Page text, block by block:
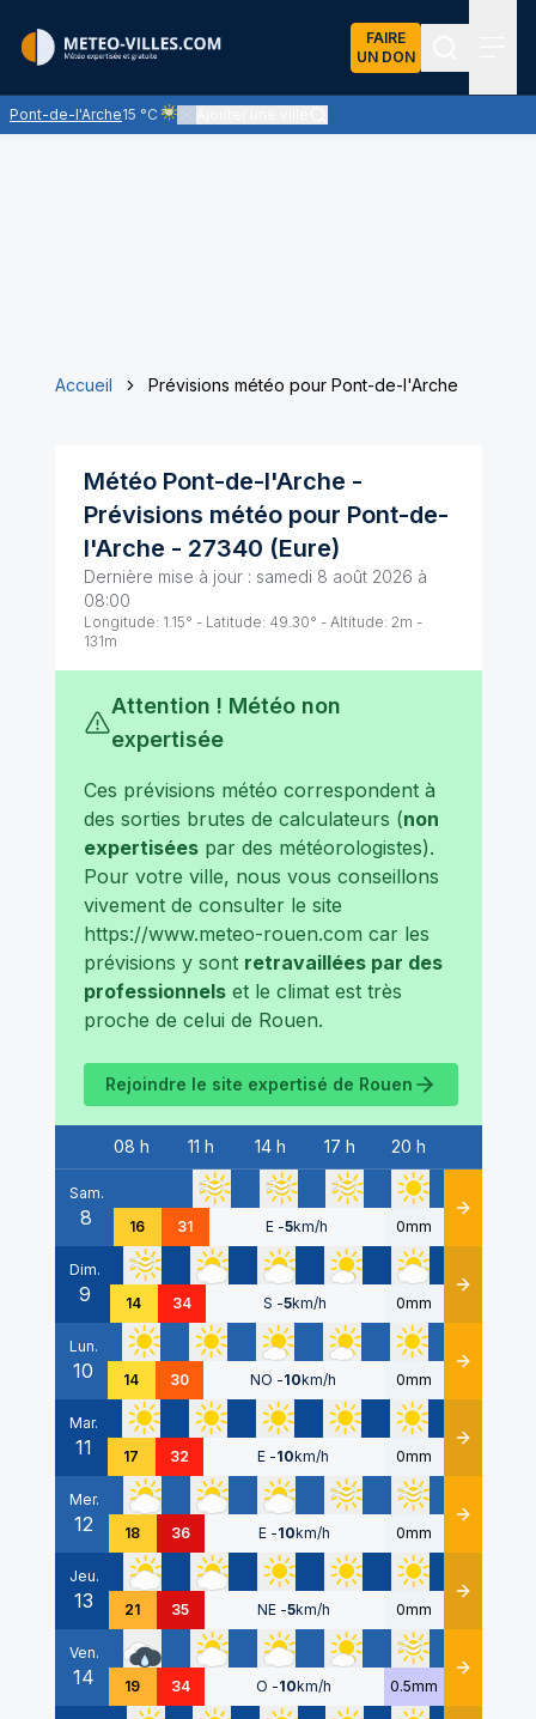
FAIRE
UN DON
Pont-de-l'Arche15 °C
Ciel voilé par des nuages d'altitude, ternissant plus
Accueil Prévisions météo pour Pont-de-l'Arche
Météo Pont-de-l'Arche -
Prévisions météo pour Pont-de-
l'Arche - 27340 (Eure)
Dernière mise à jour : samedi 8 août 2026 à
08:00
Longitude: 1.15° - Latitude: 49.30° - Altitude: 2m -
131m
Attention ! Météo non
expertisée
Ces prévisions météo correspondent à
des sorties brutes de calculateurs (non
expertiséespar des météorologistes).
Pour votre ville, nous vous conseillons
vivement de consulter le site
https://www.meteo-rouen.com car les
prévisions y sont retravaillées par des
professionnelset le climat est très
proche de celui de Rouen.
Rejoindre le site expertisé de Rouen
Date
08 h 11 h 14 h 17 h 20 h
Sam.
8 16 31 E -5km/h 0mm Détails
Dim.
9 14 34 S -5km/h 0mm Détails
Lun.
10 14 30 NO -10km/h 0mm Détails
Mar.
11 17 32 E -10km/h 0mm Détails
Mer.
12 18 36 E -10km/h 0mm Détails
Jeu.
13 21 35 NE -5km/h 0mm Détails
Ven.
14 19 34 O -10km/h 0.5mm Détails